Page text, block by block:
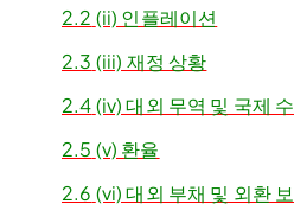
2.2 (ii) 인플레이션
2.3 (iii) 재정 상황
2.4(iv) 대외 무역 및 국제
2.5 (v) 환율
2.6 (vi) 대외 부채 및 외환